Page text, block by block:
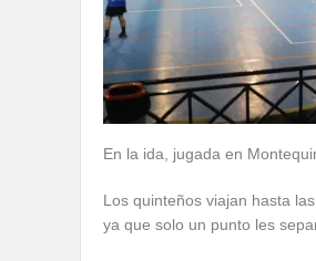
En la ida, jugada en
Los quinteños viajan hasta
ya que solo un punto les